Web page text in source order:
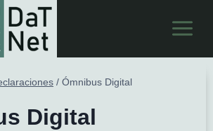
/ Ómnibus Digital
Digital